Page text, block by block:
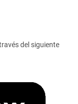
del siguiente